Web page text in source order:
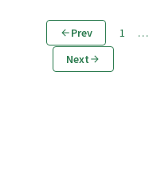
Prev 1 …
Next